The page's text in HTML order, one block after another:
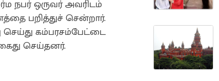
நபர் ஒருவர் அவரிடம்
பறித்துச் சென்றார்.
செய்து கம்பரசம்பேட்டை
செய்தனர்.